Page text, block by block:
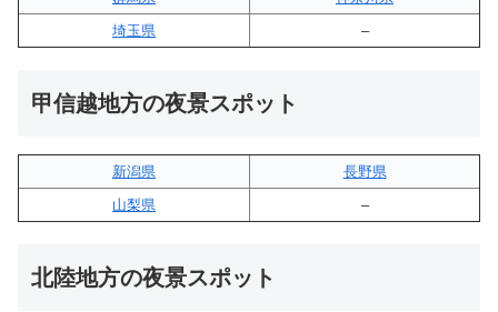
埼玉県
–
甲信越地方の夜景スポット
新潟県
長野県
山梨県
–
北陸地方の夜景スポット